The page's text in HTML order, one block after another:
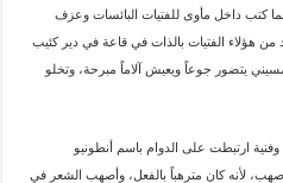
إنما كتب داخل مأوى للفتيات البائسات وعزف
من هؤلاء الفتيات بالذات في قاعة في دير كئيب
يتضور جوعاً ويعيش آلاماً مبرحة، وتخلو
ارتبطت على الدوام باسم أنطونيو
لأنه كان مترهباً بالفعل، وأصهب الشعر في